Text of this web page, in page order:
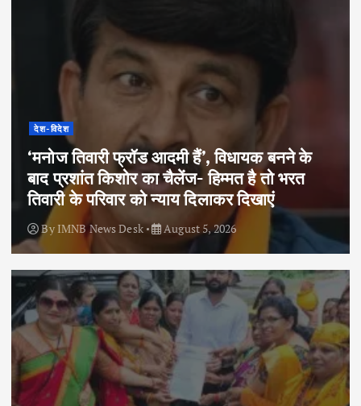
देश-विदेश
‘मनोज तिवारी फ्रॉड आदमी हैं’, विधायक बनने के
बाद प्रशांत किशोर का चैलेंज- हिम्मत है तो भरत
तिवारी के परिवार को न्याय दिलाकर दिखाएं
By IMNB News Desk August 5, 2026